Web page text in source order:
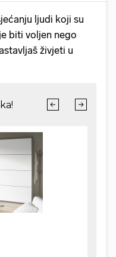
ljudi koji su
biti voljen nego
živjeti u